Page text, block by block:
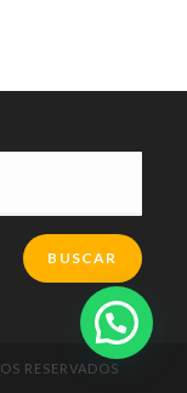
BUSCAR
RESERVADOS